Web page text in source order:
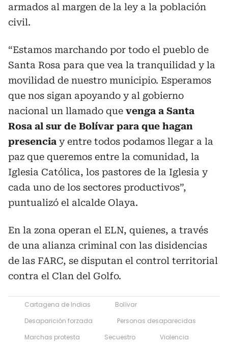
armados al margen de la ley a la población
civil.
“Estamos marchando por todo el pueblo de
Santa Rosa para que vea la tranquilidad y la
movilidad de nuestro municipio. Esperamos
que nos sigan apoyando y al gobierno
nacional un llamado que venga a Santa
Rosa al sur de Bolívar para que hagan
presencia y entre todos podamos llegar a la
paz que queremos entre la comunidad, la
Iglesia Católica, los pastores de la Iglesia y
cada uno de los sectores productivos”,
puntualizó el alcalde Olaya.
En la zona operan el ELN, quienes, a través
de una alianza criminal con las disidencias
de las FARC, se disputan el control territorial
contra el Clan del Golfo.
Cartagena de Indias
Bolívar
Desaparición forzada
Personas desaparecidas
Marchas protesta
Secuestro Violencia